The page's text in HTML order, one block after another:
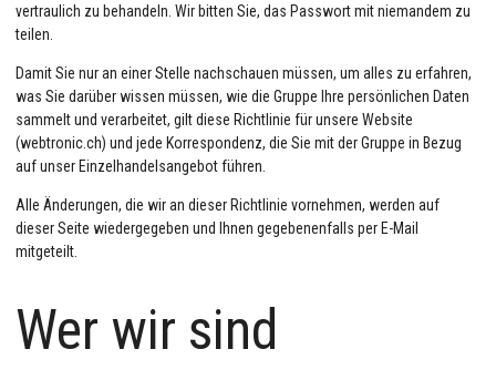
vertraulich zu behandeln. Wir bitten Sie, das Passwort mit niemandem zu
teilen.
Damit Sie nur an einer Stelle nachschauen müssen, um alles zu erfahren,
was Sie darüber wissen müssen, wie die Gruppe Ihre persönlichen Daten
sammelt und verarbeitet, gilt diese Richtlinie für unsere Website
(webtronic.ch) und jede Korrespondenz, die Sie mit der Gruppe in Bezug
auf unser Einzelhandelsangebot führen.
Alle Änderungen, die wir an dieser Richtlinie vornehmen, werden auf
dieser Seite wiedergegeben und Ihnen gegebenenfalls per E-Mail
mitgeteilt.
Wer wir sind